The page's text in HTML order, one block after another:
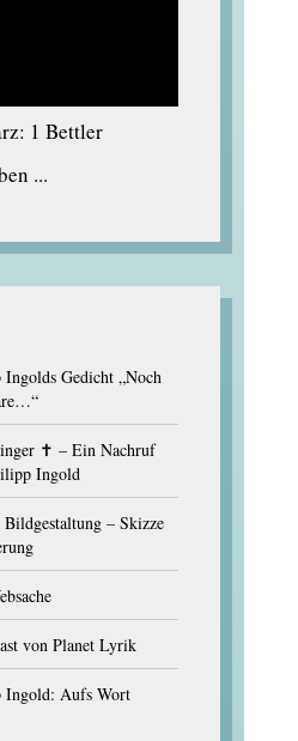
1 Bettler
...
Gedicht „Noch
✝︎ – Ein Nachruf
Ingold
– Skizze
von Planet Lyrik
Aufs Wort